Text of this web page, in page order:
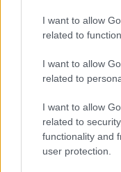
I want to allow
related to
I want to allow
related to
I want to allow
related to
functionality and
user protection.
Minden idők
legdrágábbja